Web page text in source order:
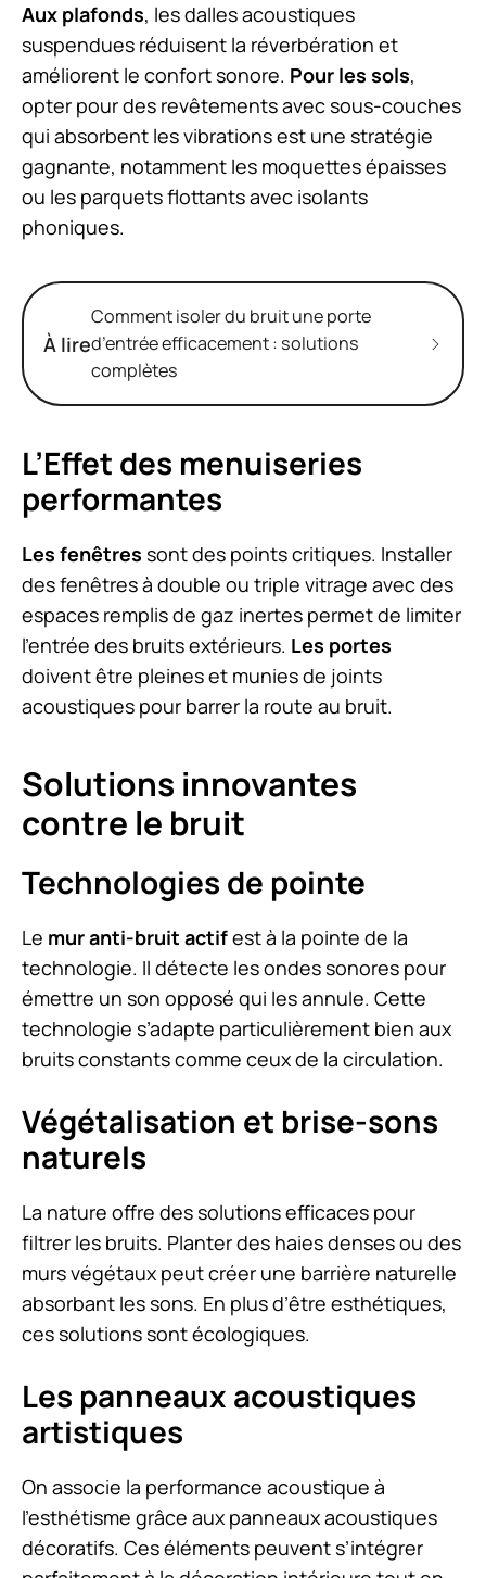
Aux plafonds, les dalles acoustiques
suspendues réduisent la réverbération et
améliorent le confort sonore. Pour les sols,
opter pour des revêtements avec sous-couches
qui absorbent les vibrations est une stratégie
gagnante, notamment les moquettes épaisses
ou les parquets flottants avec isolants
phoniques.
À lire
Comment isoler du bruit une porte
d’entrée efficacement : solutions
complètes
L’Effet des menuiseries
performantes
Les fenêtres sont des points critiques. Installer
des fenêtres à double ou triple vitrage avec des
espaces remplis de gaz inertes permet de limiter
l’entrée des bruits extérieurs. Les portes
doivent être pleines et munies de joints
acoustiques pour barrer la route au bruit.
Solutions innovantes
contre le bruit
Technologies de pointe
Le mur anti-bruit actifest à la pointe de la
technologie. Il détecte les ondes sonores pour
émettre un son opposé qui les annule. Cette
technologie s’adapte particulièrement bien aux
bruits constants comme ceux de la circulation.
Végétalisation et brise-sons
naturels
La nature offre des solutions efficaces pour
filtrer les bruits. Planter des haies denses ou des
murs végétaux peut créer une barrière naturelle
absorbant les sons. En plus d’être esthétiques,
ces solutions sont écologiques.
Les panneaux acoustiques
artistiques
On associe la performance acoustique à
l’esthétisme grâce aux panneaux acoustiques
décoratifs. Ces éléments peuvent s’intégrer